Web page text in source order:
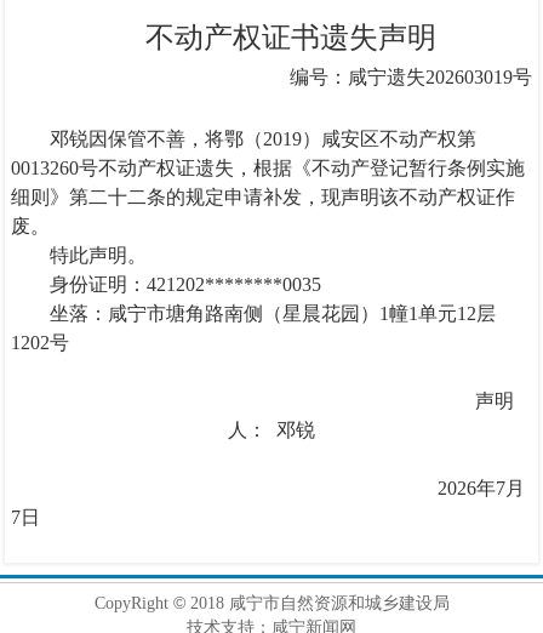
不动产权证书遗失声明
编号：咸宁遗失202603019号
邓锐因保管不善，将鄂（2019）咸安区不动产权第
0013260号不动产权证遗失，根据《不动产登记暂行条例实施
细则》第二十二条的规定申请补发，现声明该不动产权证作
废。
特此声明。
身份证明：421202********0035
坐落： 咸宁市塘角路南侧（星晨花园） 1幢1单元12层
1202号
声明
人：
邓锐
2026年7月
7日
CopyRight ©2018 咸宁市自然资源和城乡建设局
技术支持：咸宁新闻网